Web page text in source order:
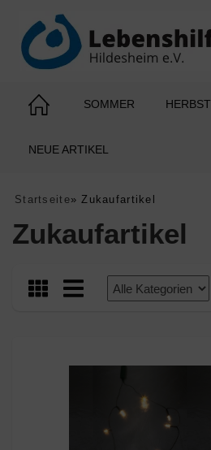
SOMMER HERBST
NEUE ARTIKEL
Startseite»Zukaufartikel
Zukaufartikel